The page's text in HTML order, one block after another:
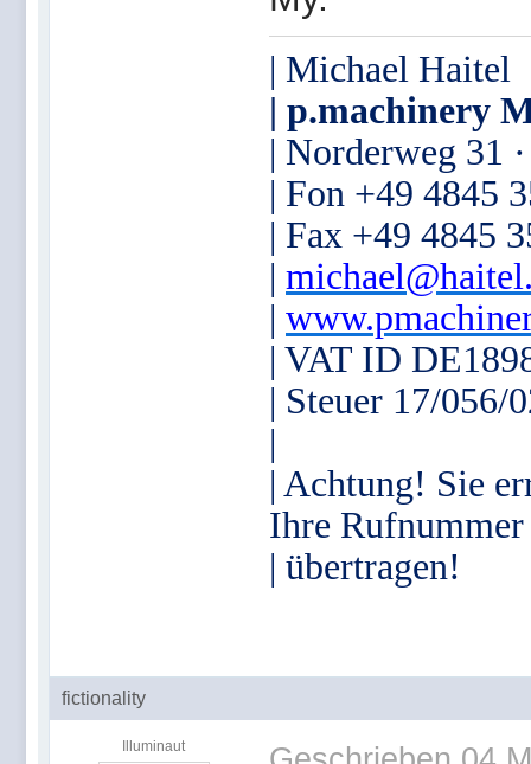
| Michael Haitel
| p.machinery
| Norderweg 31
| Fon +49 4845
| Fax +49 4845
|
|
| VAT ID
| Steuer 17/056/
|
| Achtung! Sie
Ihre Rufnummer
| übertragen!
fictionality
Illuminaut